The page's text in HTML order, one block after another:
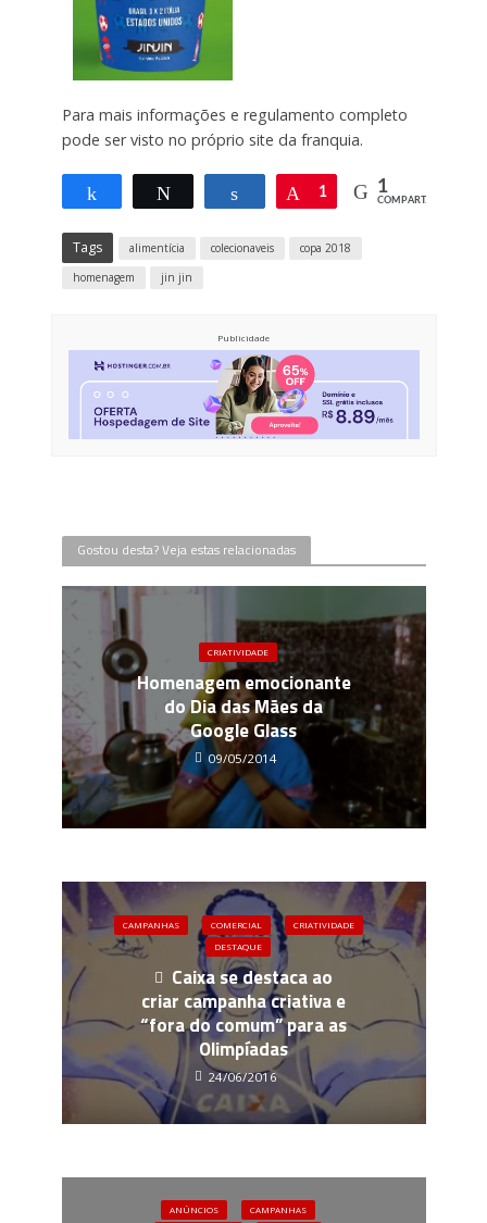
Para mais informações e regulamento completo
pode ser visto no próprio site da franquia.
CompartilharTwittar Compartilhar
Pin
1 1
COMPART.
Tags alimentícia colecionaveis
copa 2018
homenagem
jin jin
Publicidade
Gostou desta? Veja estas relacionadas
CRIATIVIDADE
Homenagem emocionante
do Dia das Mães da
Google Glass
09/05/2014
CAMPANHAS COMERCIAL
CRIATIVIDADE
DESTAQUE
Caixa se destaca ao
criar campanha criativa e
“fora do comum” para as
Olimpíadas
24/06/2016
ANÚNCIOS
CAMPANHAS